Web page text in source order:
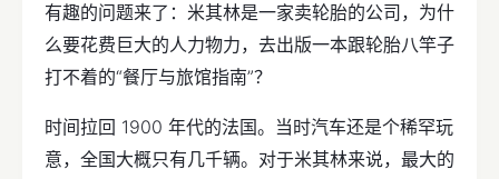
有趣的问题来了：米其林是一家卖轮胎的公司，为什
么要花费巨大的人力物力，去出版一本跟轮胎八竿子
打不着的“餐厅与旅馆指南”？
时间拉回 1900 年代的法国。当时汽车还是个稀罕玩
意，全国大概只有几千辆。对于米其林来说，最大的